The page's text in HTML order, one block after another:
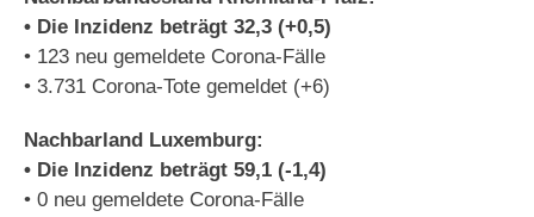
• Die Inzidenz beträgt 32,3 (+0,5)
• 123 neu gemeldete Corona-Fälle
• 3.731 Corona-Tote gemeldet (+6)
Nachbarland Luxemburg:
• Die Inzidenz beträgt 59,1 (-1,4)
• 0 neu gemeldete Corona-Fälle